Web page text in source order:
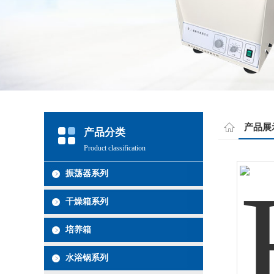
产品分类
Product classification
振荡器系列
干燥箱系列
培养箱
水浴锅系列
产品展